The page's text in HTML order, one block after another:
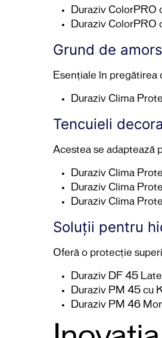
Duraziv ColorPRO
Duraziv ColorPRO
Grund de
Esențiale în pregătirea
Duraziv Clima
Tencuieli
Acestea se adaptează
Duraziv Clima
Duraziv Clima
Duraziv Clima
Soluții pentru
Oferă o protecție
Duraziv DF 45
Duraziv PM 45 cu
Duraziv PM 46